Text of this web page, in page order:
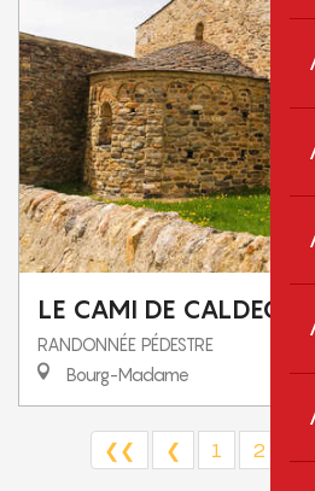
LE CAMI DE CALDEGUES
RANDONNÉE PÉDESTRE
Bourg-Madame
❮❮ ❮ 1 2